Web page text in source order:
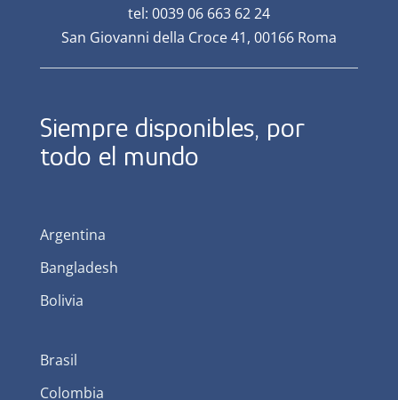
tel: 0039 06 663 62 24
San Giovanni della Croce 41, 00166 Roma
Siempre disponibles, por
todo el mundo
Argentina
Bangladesh
Bolivia
Brasil
Colombia